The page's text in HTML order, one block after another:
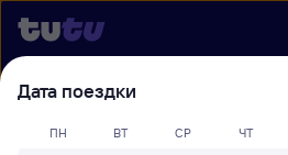
Выберите день, чтобы
билеты Андижан-1 —
Дата поездки
ПН ВТ СР ЧТ